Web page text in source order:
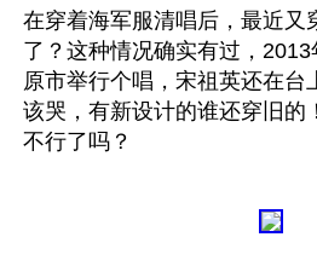
在穿着海军服清唱后，最近又
了？这种情况确实有过，
原市举行个唱，宋祖英还在台
该哭，有新设计的谁还穿旧的